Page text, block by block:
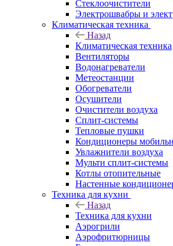
Стеклоочистители
Электрошвабры и
Климатическая техника
Назад
Климатическая техника
Вентиляторы
Водонагреватели
Метеостанции
Обогреватели
Осушители
Очистители воздуха
Сплит-системы
Тепловые пушки
Кондиционеры
Увлажнители воздуха
Мульти сплит-системы
Котлы отопительные
Настенные
Техника для кухни
Назад
Техника для кухни
Аэрогрили
Аэрофритюрницы